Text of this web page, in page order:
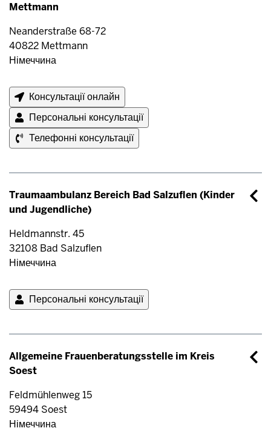
Mettmann
Neanderstraße 68-72
40822 Mettmann
Німеччина
Консультації онлайн
Персональні консультації
Телефонні консультації
Traumaambulanz Bereich Bad Salzuflen (Kinder
und Jugendliche)
Heldmannstr. 45
32108 Bad Salzuflen
Німеччина
Персональні консультації
Allgemeine Frauenberatungsstelle im Kreis
Soest
Feldmühlenweg 15
59494 Soest
Німеччина